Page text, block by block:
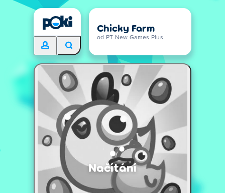
Chicky Farm
od PT New Games Plus
Načítání